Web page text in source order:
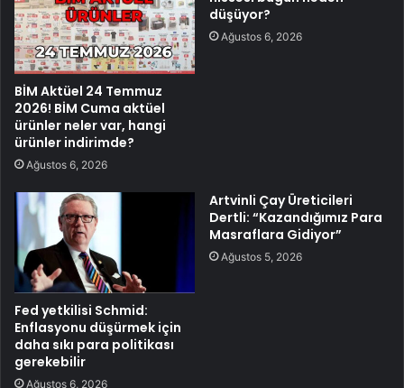
BİM Aktüel 24 Temmuz
2026! BİM Cuma aktüel
ürünler neler var, hangi
ürünler indirimde?
Ağustos 6, 2026
düşüyor?
Ağustos 6, 2026
Fed yetkilisi Schmid:
Enflasyonu düşürmek için
daha sıkı para politikası
gerekebilir
Ağustos 6, 2026
Artvinli Çay Üreticileri
Dertli: “Kazandığımız Para
Masraflara Gidiyor”
Ağustos 5, 2026